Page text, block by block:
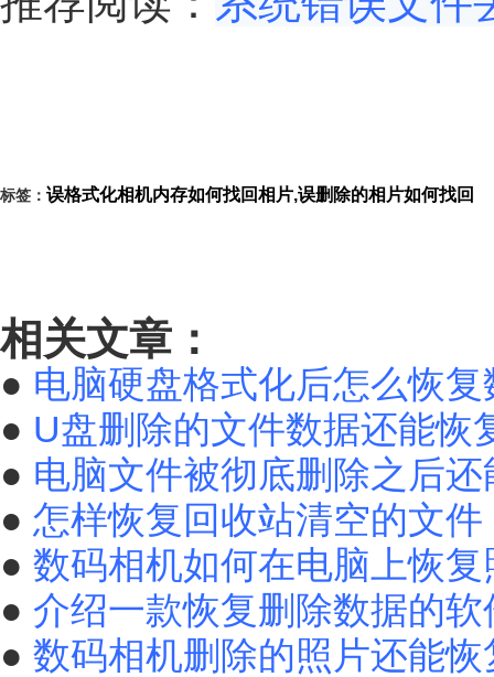
标签： 误格式化相机内存如何找回相片,误删除的相片如何找回
相关文章：
● 电脑硬盘格式化后怎么恢复
● U盘删除的文件数据还能恢
● 电脑文件被彻底删除之后
● 怎样恢复回收站清空的文件
● 数码相机如何在电脑上恢复
● 介绍一款恢复删除数据的软
● 数码相机删除的照片还能恢